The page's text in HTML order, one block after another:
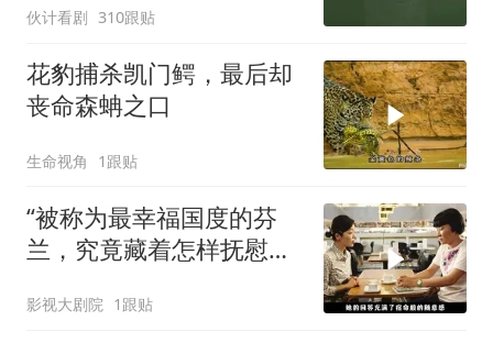
伙计看剧 310跟贴
花豹捕杀凯门鳄，最后却
丧命森蚺之口
生命视角 1跟贴
“被称为最幸福国度的芬
兰，究竟藏着怎样抚慰人
影视大剧院 1跟贴